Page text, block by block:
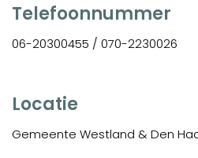
Telefoonnummer
06-20300455 / 070-2230026
Locatie
Gemeente Westland & Den